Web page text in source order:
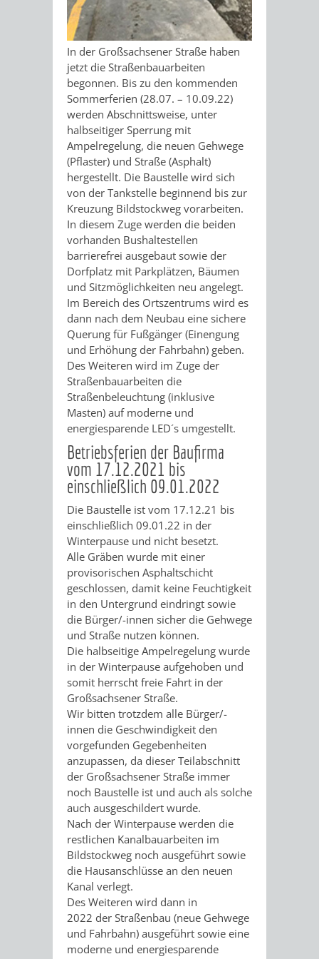
SULZBACH
EINRICHTUNGEN
ORTSCHAFTSRAT
GESCHICHTE
DATEN
/
ZAHLEN
/
FAKTEN
BILDUNG
KINDERBETREUUNG
KINDERTAGESPFLEGE
KINDERKRIPPEN
KINDERTAGESSTÄTTEN
PROJEKT
"KINDER
SCHÜTZEN
-
KINDER
STÄRKEN"
VORMERKVERFAHREN
FÜR
DIE
PLATZVERGABE
FERIENANGEBOTE
TIPPS
&
TREFFS
SCHULEN
SCHULARTEN
SCHULVERWALTUNG
SCHULFERIEN
SCHÜLERBEFÖRDERUNG
HORTE
/
GRUNDSCHULBETREUUNG
/
FERIENBETREUUNG
SCHULSOZIALARBEIT
INKLUSION
STADTBIBLIOTHEK
A
BIS
Z
MEDIENANGEBOTE
ONLINE-
FREIZEIT
VERANSTALTUNGSKALENDER
JÄHRLICHE
SOMMERTAGSZUG
„WOINEM
LIVE“
WINDECKPLATZ
In der Großsachsener Straße haben
jetzt die Straßenbauarbeiten
begonnen. Bis zu den kommenden
Sommerferien (28.07. – 10.09.22)
werden Abschnittsweise, unter
halbseitiger Sperrung mit
Ampelregelung, die neuen Gehwege
(Pflaster) und Straße (Asphalt)
hergestellt. Die Baustelle wird sich
von der Tankstelle beginnend bis zur
Kreuzung Bildstockweg vorarbeiten.
In diesem Zuge werden die beiden
vorhanden Bushaltestellen
barrierefrei ausgebaut sowie der
Dorfplatz mit Parkplätzen, Bäumen
und Sitzmöglichkeiten neu angelegt.
Im Bereich des Ortszentrums wird es
dann nach dem Neubau eine sichere
Querung für Fußgänger (Einengung
und Erhöhung der Fahrbahn) geben.
Des Weiteren wird im Zuge der
Straßenbauarbeiten die
Straßenbeleuchtung (inklusive
Masten) auf moderne und
energiesparende LED´s umgestellt.
Betriebsferien der Baufirma
vom 17.12.2021 bis
einschließlich 09.01.2022
Die Baustelle ist vom 17.12.21 bis
einschließlich 09.01.22 in der
Winterpause und nicht besetzt.
Alle Gräben wurde mit einer
provisorischen Asphaltschicht
geschlossen, damit keine Feuchtigkeit
in den Untergrund eindringt sowie
die Bürger/-innen sicher die Gehwege
und Straße nutzen können.
Die halbseitige Ampelregelung wurde
in der Winterpause aufgehoben und
somit herrscht freie Fahrt in der
Großsachsener Straße.
Wir bitten trotzdem alle Bürger/-
innen die Geschwindigkeit den
vorgefunden Gegebenheiten
anzupassen, da dieser Teilabschnitt
der Großsachsener Straße immer
noch Baustelle ist und auch als solche
auch ausgeschildert wurde.
Nach der Winterpause werden die
restlichen Kanalbauarbeiten im
Bildstockweg noch ausgeführt sowie
die Hausanschlüsse an den neuen
Kanal verlegt.
Des Weiteren wird dann in
2022 der Straßenbau (neue Gehwege
und Fahrbahn) ausgeführt sowie eine
moderne und energiesparende